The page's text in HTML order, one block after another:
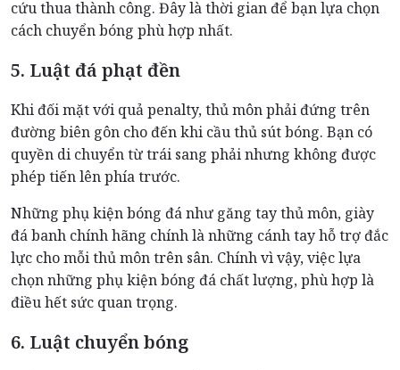
cứu thua thành công. Đây là thời gian để bạn lựa chọn
cách chuyển bóng phù hợp nhất.
5. Luật đá phạt đền
Khi đối mặt với quả penalty, thủ môn phải đứng trên
đường biên gôn cho đến khi cầu thủ sút bóng. Bạn có
quyền di chuyển từ trái sang phải nhưng không được
phép tiến lên phía trước.
Những phụ kiện bóng đá như găng tay thủ môn, giày
đá banh chính hãng chính là những cánh tay hỗ trợ đắc
lực cho mỗi thủ môn trên sân. Chính vì vậy, việc lựa
chọn những phụ kiện bóng đá chất lượng, phù hợp là
điều hết sức quan trọng.
6. Luật chuyển bóng